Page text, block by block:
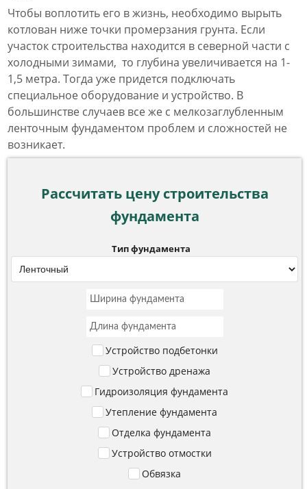
Чтобы воплотить его в жизнь, необходимо вырыть
котлован ниже точки промерзания грунта. Если
участок строительства находится в северной части с
холодными зимами, то глубина увеличивается на 1-
1,5 метра. Тогда уже придется подключать
специальное оборудование и устройство. В
большинстве случаев все же с мелкозаглубленным
ленточным фундаментом проблем и сложностей не
возникает.
Рассчитать цену строительства
фундамента
Тип фундамента
Устройство подбетонки
Устройство дренажа
Гидроизоляция фундамента
Утепление фундамента
Отделка фундамента
Устройство отмостки
Обвязка